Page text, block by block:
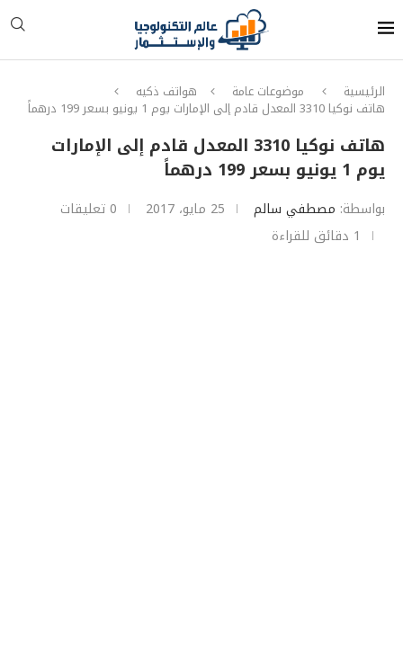
الرئيسية موضوعات عامة هواتف ذكيه
هاتف نوكيا 3310 المعدل قادم إلى الإمارات يوم 1 يونيو بسعر 199 درهماً
هاتف نوكيا 3310 المعدل قادم إلى الإمارات
يوم 1 يونيو بسعر 199 درهماً
بواسطة: مصطفي سالم 25 مايو، 2017
0 تعليقات
1 دقائق للقراءة